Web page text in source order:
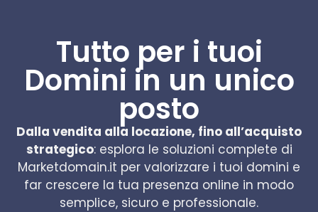
Tutto per i tuoi
Domini in un unico
posto
Dalla vendita alla locazione, fino all’acquisto
strategico: esplora le soluzioni complete di
Marketdomain.it per valorizzare i tuoi domini e
far crescere la tua presenza online in modo
semplice, sicuro e professionale.